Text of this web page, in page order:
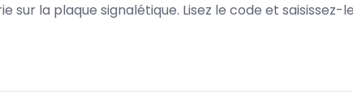
la plaque signalétique. Lisez le code et saisissez-